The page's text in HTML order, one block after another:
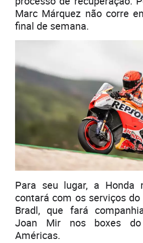
Marc Márquez não corre
final de semana.
Para seu lugar, a Honda
contará com os serviços
Bradl, que fará
Joan Mir nos boxes
Américas.